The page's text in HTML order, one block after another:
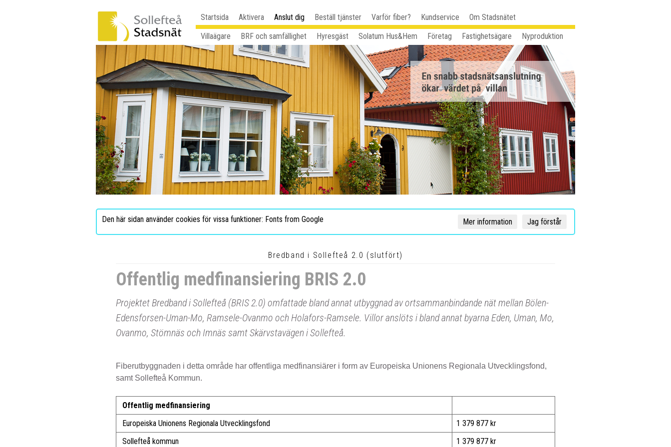
Startsida Aktivera Anslut dig Beställ tjänster Varför fiber? Kundservice
Om Stadsnätet
Villaägare
BRF och samfällighet Hyresgäst Solatum Hus&Hem Företag Fastighetsägare Nyproduktion
Den här sidan använder cookies för vissa funktioner: Fonts from Google Jag förstår
Mer information
Bredband i Sollefteå 2.0 (slutfört)
Offentlig medfinansiering BRIS 2.0
Projektet Bredband i Sollefteå (BRIS 2.0) omfattade bland annat utbyggnad av ortsammanbindande nät mellan Bölen-
Edensforsen-Uman-Mo, Ramsele-Ovanmo och Holafors-Ramsele. Villor anslöts i bland annat byarna Eden, Uman, Mo,
Ovanmo, Stömnäs och Imnäs samt Skärvstavägen i Sollefteå.
Fiberutbyggnaden i detta område har offentliga medfinansiärer i form av Europeiska Unionens Regionala Utvecklingsfond,
samt Sollefteå Kommun.
Offentlig medfinansiering
Europeiska Unionens Regionala Utvecklingsfond
1 379 877 kr
Sollefteå kommun
1 379 877 kr